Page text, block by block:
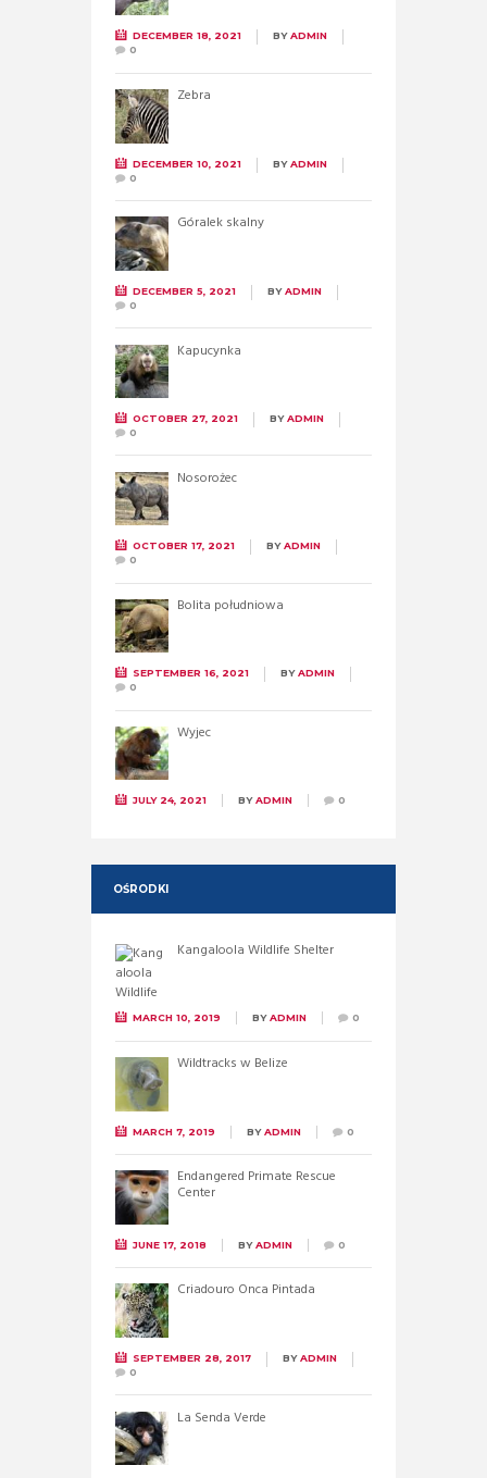
DECEMBER 18, 2021 BYADMIN
0
Zebra
DECEMBER 10, 2021 BYADMIN
0
Góralek skalny
DECEMBER 5, 2021 BYADMIN
0
Kapucynka
OCTOBER 27, 2021 BYADMIN
0
Nosorożec
OCTOBER 17, 2021 BYADMIN
0
Bolita południowa
SEPTEMBER 16, 2021 BYADMIN
0
Wyjec
JULY 24, 2021 BYADMIN 0
OŚRODKI
Kangaloola Wildlife Shelter
MARCH 10, 2019 BYADMIN 0
Wildtracks w Belize
MARCH 7, 2019 BYADMIN 0
Endangered Primate Rescue
Center
JUNE 17, 2018 BYADMIN 0
Criadouro Onca Pintada
SEPTEMBER 28, 2017 BYADMIN
0
La Senda Verde